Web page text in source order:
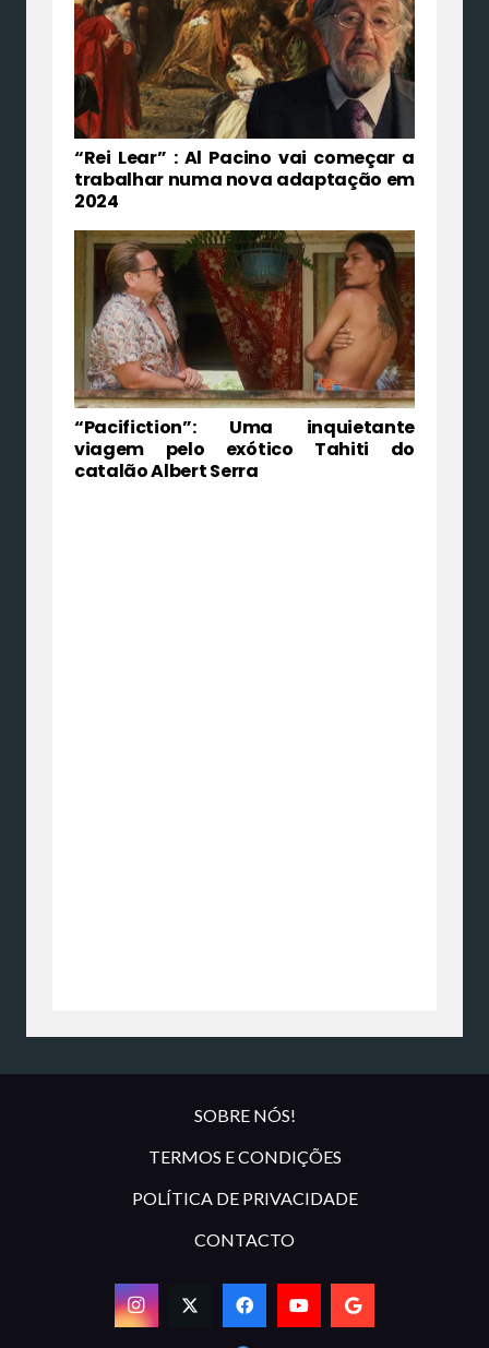
“Rei Lear” : Al Pacino vai começar a
trabalhar numa nova adaptação em
2024
“Pacifiction”: Uma inquietante
viagem pelo exótico Tahiti do
catalão Albert Serra
SOBRE NÓS!
TERMOS E CONDIÇÕES
POLÍTICA DE PRIVACIDADE
CONTACTO